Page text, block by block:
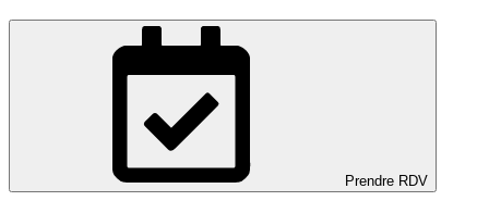
Prendre RDV